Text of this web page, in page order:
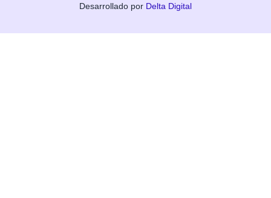
Desarrollado por Delta Digital